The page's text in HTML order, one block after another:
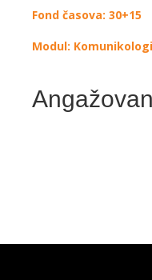
Fond časova: 30+15
Modul: